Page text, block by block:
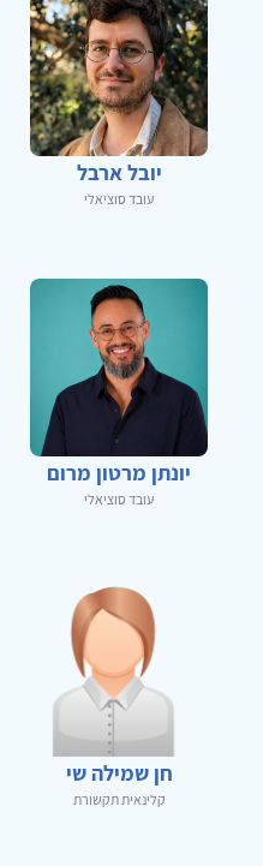
יובל ארבל
עובד סוציאלי
יונתן מרטון מרום
עובד סוציאלי
חן שמילה שי
קלינאית תקשורת